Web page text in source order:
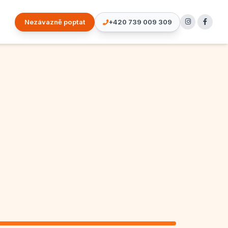
Nezávazně poptat +420 739 009 309